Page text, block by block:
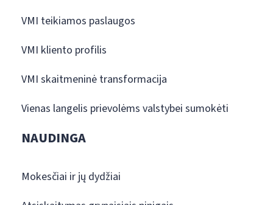
VMI teikiamos paslaugos
VMI kliento profilis
VMI skaitmeninė transformacija
Vienas langelis prievolėms valstybei sumokėti
NAUDINGA
Mokesčiai ir jų dydžiai